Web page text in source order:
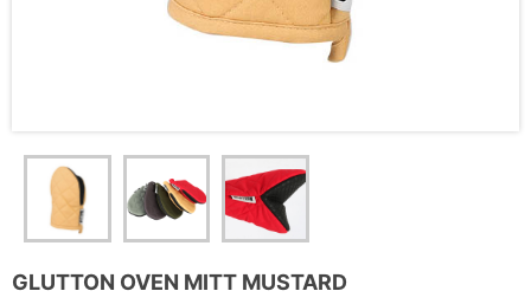
GLUTTON OVEN MITT MUSTARD